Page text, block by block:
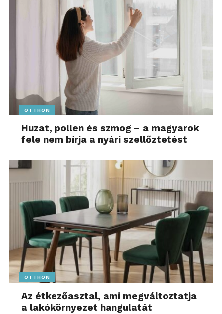
OTTHON
Huzat, pollen és szmog – a magyarok
fele nem bírja a nyári szellőztetést
OTTHON
Az étkezőasztal, ami megváltoztatja
a lakókörnyezet hangulatát